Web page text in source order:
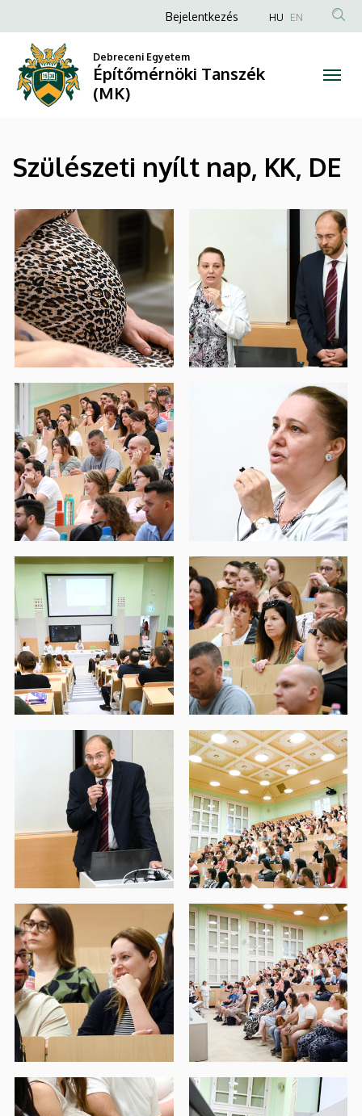
Építőmérnöki
Tanszék
(MK)
a
tartalomra
Anonim
fiók
menüje
Bejelentkezés HU EN
Debreceni Egyetem
Építőmérnöki Tanszék
(MK)
Szülészeti nyílt nap, KK, DE